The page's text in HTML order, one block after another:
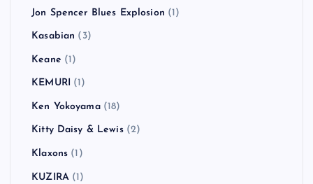
Jon Spencer Blues Explosion (1)
Kasabian (3)
Keane (1)
KEMURI (1)
Ken Yokoyama(18)
Kitty Daisy & Lewis(2)
Klaxons (1)
KUZIRA(1)